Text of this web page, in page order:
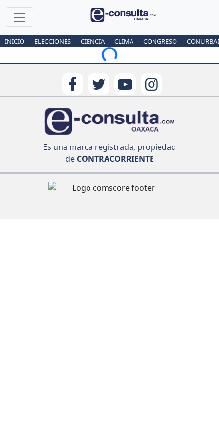
INICIO ELECCIONES CIENCIA CLIMA CONGRESO
Loading...
Es una marca registrada, propiedad
deCONTRACORRIENTE